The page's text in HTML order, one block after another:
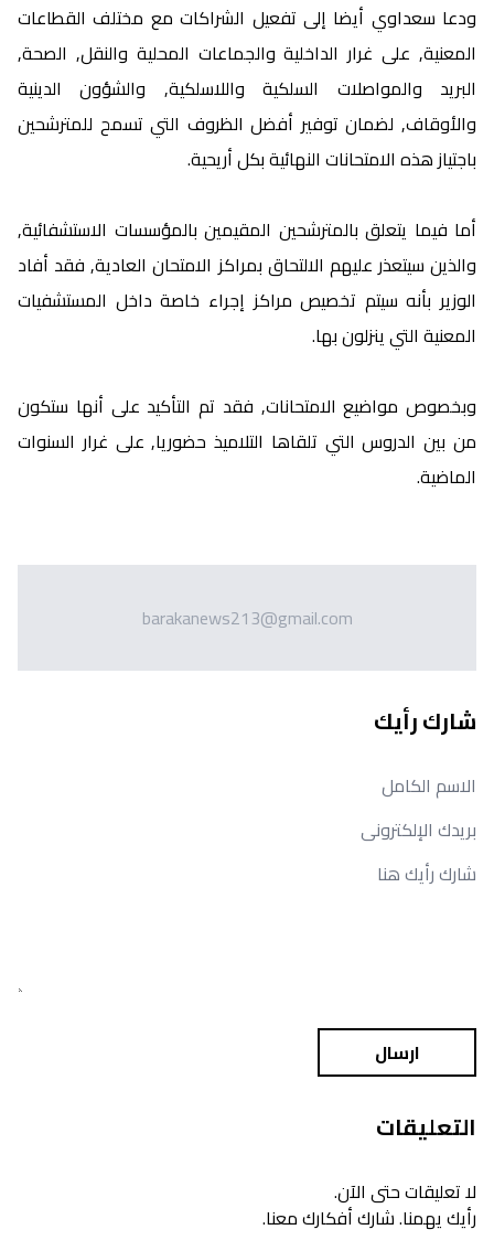
ودعا سعداوي أيضا إلى تفعيل الشراكات مع مختلف القطاعات
المعنية, على غرار الداخلية والجماعات المحلية والنقل, الصحة,
البريد والمواصلات السلكية واللاسلكية, والشؤون الدينية
والأوقاف, لضمان توفير أفضل الظروف التي تسمح للمترشحين
باجتياز هذه الامتحانات النهائية بكل أريحية.
أما فيما يتعلق بالمترشحين المقيمين بالمؤسسات الاستشفائية,
والذين سيتعذر عليهم الالتحاق بمراكز الامتحان العادية, فقد أفاد
الوزير بأنه سيتم تخصيص مراكز إجراء خاصة داخل المستشفيات
المعنية التي ينزلون بها.
وبخصوص مواضيع الامتحانات, فقد تم التأكيد على أنها ستكون
من بين الدروس التي تلقاها التلاميذ حضوريا, على غرار السنوات
الماضية.
barakanews213@gmail.com
شارك رأيك
ارسال
التعليقات
لا تعليقات حتى الآن.
رأيك يهمنا. شارك أفكارك معنا.